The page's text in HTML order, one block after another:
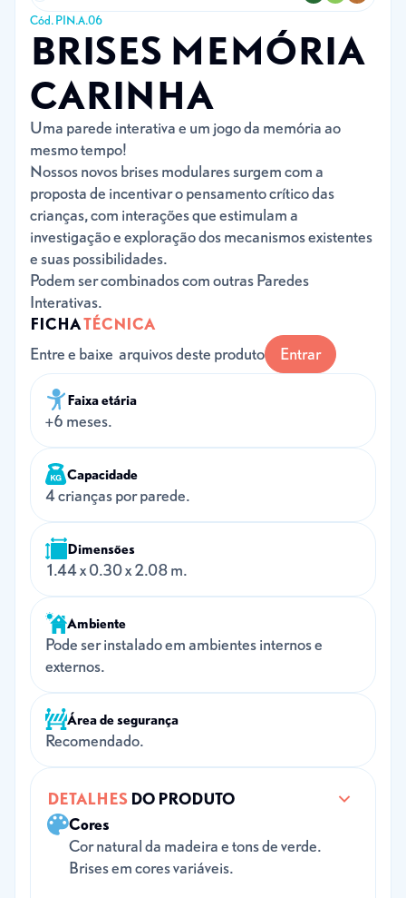
Cód. PIN.A.06
BRISES MEMÓRIA
CARINHA
Uma parede interativa e um jogo da memória ao
mesmo tempo!
Nossos novos brises modulares surgem com a
proposta de incentivar o pensamento crítico das
crianças, com interações que estimulam a
investigação e exploração dos mecanismos existentes
e suas possibilidades.
Podem ser combinados com outras Paredes
Interativas.
FICHATÉCNICA
Entre e baixe arquivos deste produto
Entrar
Faixa etária
+6 meses.
Capacidade
4 crianças por parede.
Dimensões
1.44 x 0.30 x 2.08 m.
Ambiente
Pode ser instalado em ambientes internos e
externos.
Área de segurança
Recomendado.
DETALHESDO PRODUTO
Cores
Cor natural da madeira e tons de verde.
Brises em cores variáveis.